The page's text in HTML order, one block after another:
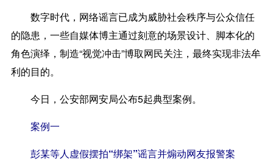
数字时代，网络谣言已成为威胁社会秩序与公众信任
的隐患，一些自媒体博主通过刻意的场景设计、脚本化的
角色演绎，制造“视觉冲击”博取网民关注，最终实现非法牟
利的目的。
今日，公安部网安局公布5起典型案例。
案例一
彭某等人虚假摆拍“绑架”谣言并煽动网友报警案